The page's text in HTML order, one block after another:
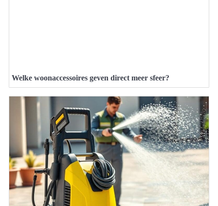
Welke woonaccessoires geven direct meer sfeer?